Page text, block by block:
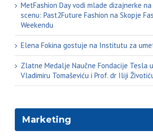
MetFashion Day vodi mlade dizajnerke
scenu: Past2Future Fashion na Skopje
Weekendu
Elena Fokina gostuje na Institutu za
Zlatne Medalje Naučne Fondacije Tesla
Vladimiru Tomaševiću i Prof. dr Iliji
Marketing